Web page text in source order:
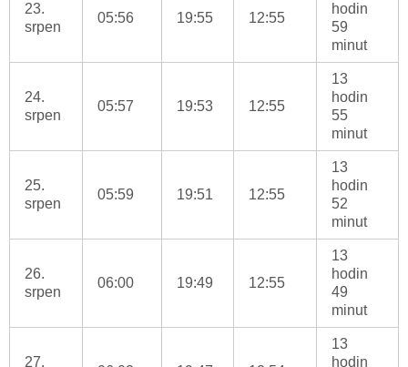
23.
srpen
05:56 19:55 12:55
hodin
59
minut
24.
srpen
05:57 19:53 12:55
13
hodin
55
minut
25.
srpen
05:59 19:51 12:55
13
hodin
52
minut
26.
srpen
06:00 19:49 12:55
13
hodin
49
minut
27.
13
hodin